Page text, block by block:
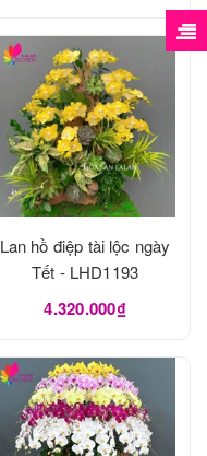
Lan hồ điệp tài lộc ngày
Tết - LHD1193
4.320.000₫